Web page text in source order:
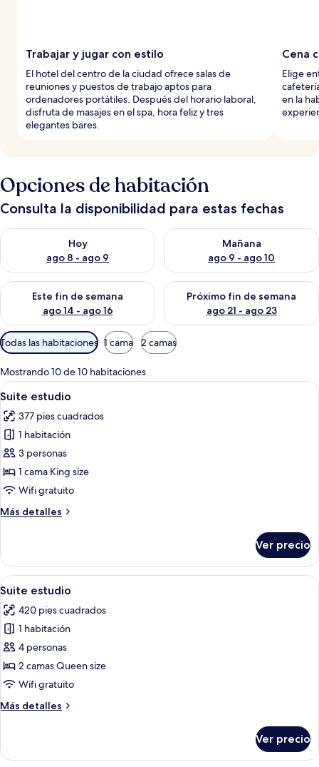
Trabajar y jugar con estilo
El hotel del centro de la ciudad ofrece salas de
reuniones y puestos de trabajo aptos para
ordenadores portátiles. Después del horario laboral,
disfruta de masajes en el spa, hora feliz y tres
elegantes bares.
Cena
Elige
en la
Opciones de habitación
Consulta la disponibilidad para estas fechas
Hoy
ago 8 - ago 9
Consulta la disponibilidad para hoy ago 8 - ago 9
Mañana
ago 9 - ago 10
Consulta la disponibilidad
Este fin de semana
ago 14 - ago 16
Consulta la disponibilidad para este fin de semana ago 14 -
Próximo fin de semana
ago 21 - ago 23
Consulta la disponibilidad
Filtros
disponibles
para
las
habitaciones
Todas las habitaciones 1 cama 2 camas
Mostrando 10 de 10 habitaciones
Abrir
todas
las
fotos
de
Suite
estudio
Habitación de hotel moderna con
10
Suite estudio
377 pies cuadrados
1 habitación
3 personas
1 cama King size
Wifi gratuito
Más detalles
Más
estudio
Ver precio
Abrir
todas
las
fotos
de
Suite
estudio
Habitación de hotel con dos camas,
7
Suite estudio
420 pies cuadrados
1 habitación
4 personas
2 camas Queen size
Wifi gratuito
Más detalles
Más
estudio
Ver precio